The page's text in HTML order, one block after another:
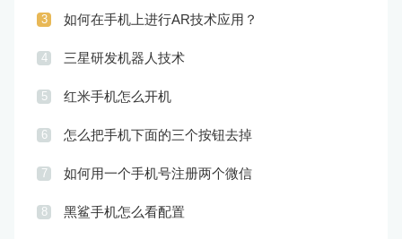
3 如何在手机上进行AR技术应用？
4 三星研发机器人技术
5 红米手机怎么开机
6 怎么把手机下面的三个按钮去掉
7 如何用一个手机号注册两个微信
8 黑鲨手机怎么看配置